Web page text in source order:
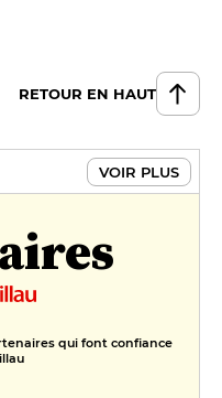
RETOUR EN HAUT
VOIR PLUS
qui font confiance